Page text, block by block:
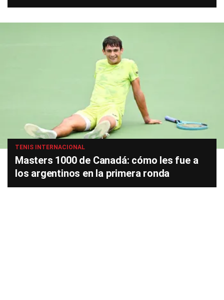
TENIS INTERNACIONAL
Masters 1000 de Canadá: cómo les fue a
los argentinos en la primera ronda